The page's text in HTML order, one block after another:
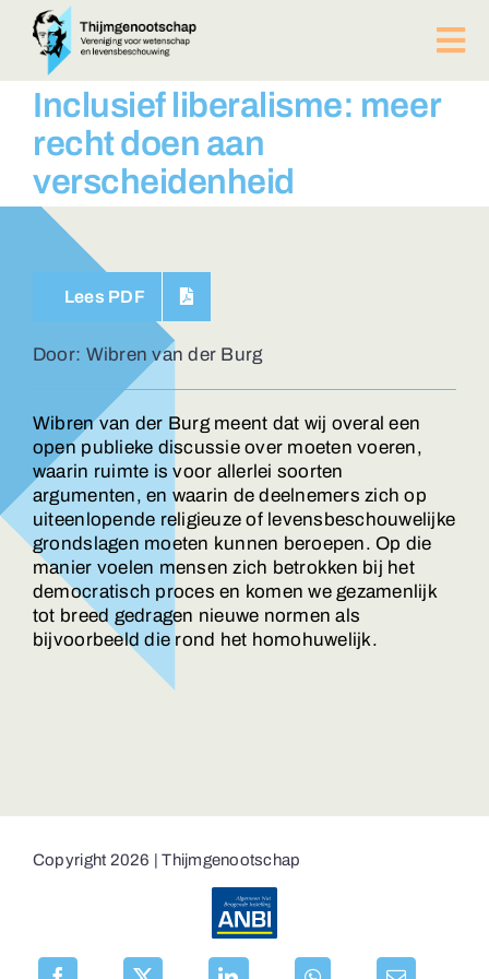
naar
inhoud
BIJEENKOMSTEN
ACTUEEL
Over ons
Afdelingen
Lid worden?
Contact
ZOEKEN
NAAR:
Inclusief liberalisme: meer
recht doen aan
verscheidenheid
Lees PDF
Door: Wibren van der Burg
Wibren van der Burg meent dat wij overal een
open publieke discussie over moeten voeren,
waarin ruimte is voor allerlei soorten
argumenten, en waarin de deelnemers zich op
uiteenlopende religieuze of levensbeschouwelijke
grondslagen moeten kunnen beroepen. Op die
manier voelen mensen zich betrokken bij het
democratisch proces en komen we gezamenlijk
tot breed gedragen nieuwe normen als
bijvoorbeeld die rond het homohuwelijk.
Copyright 2026 | Thijmgenootschap